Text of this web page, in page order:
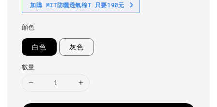
加購 MIT防曬透氣棉T 只要190元
顏色
白色 灰色
數量